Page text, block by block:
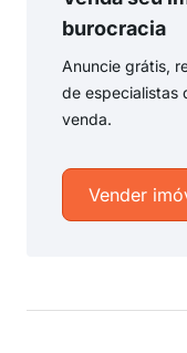
burocracia
Anuncie grátis,
de especialistas
venda.
Vender